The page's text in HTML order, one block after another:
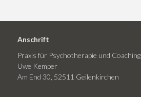
Anschrift
Praxis für Psychotherapie und Coaching
Uwe Kemper
Am End 30, 52511 Geilenkirchen